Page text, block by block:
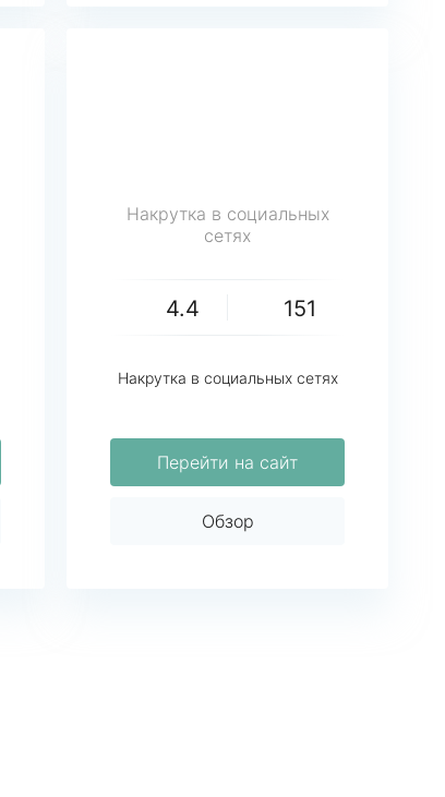
Накрутка в социальных
сетях
4.4 151
Накрутка в социальных сетях
Перейти на сайт
Обзор